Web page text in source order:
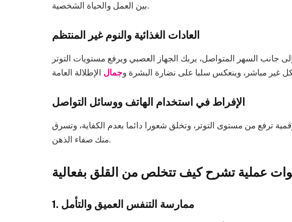
بين العمل والحياة الشخصية.
العادات الغذائية والنوم غير المنتظم
جانب السهر المتواصل، يربك الجهاز العصبي ويرفع مستويات التوتر
غير مباشر، وينعكس سلبا على نضارة البشرة وجمال
الإفراط في استخدام الهاتف ووسائل التواصل
ترفع من مستوى التوتر، وتخلق شعورا دائما بعدم الكفاية، وتسرق
منك صفاء الذهن.
عملية تشرح كيف تتخلص من القلق بفعالية
1. ممارسة التنفس العميق والتأمل